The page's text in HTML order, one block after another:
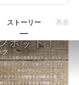
ストーリー 募集
ク